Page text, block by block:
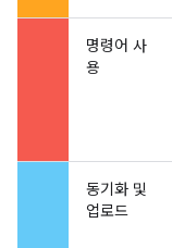
명령어 사
용
동기화 및
업로드